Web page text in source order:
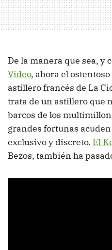
De la manera que sea, y
Video, ahora el ostentoso
astillero francés de La
trata de un astillero que
barcos de los
grandes fortunas
exclusivo y discreto. El
Bezos, también ha